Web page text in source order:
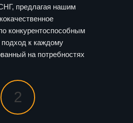
2
предлагая нашим
конкурентоспособным
подход к каждому
на потребностях